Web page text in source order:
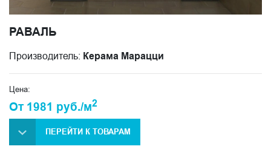
РАВАЛЬ
Производитель: Керама Марацци
Цена:
От 1981 руб./м2
ПЕРЕЙТИ К ТОВАРАМ